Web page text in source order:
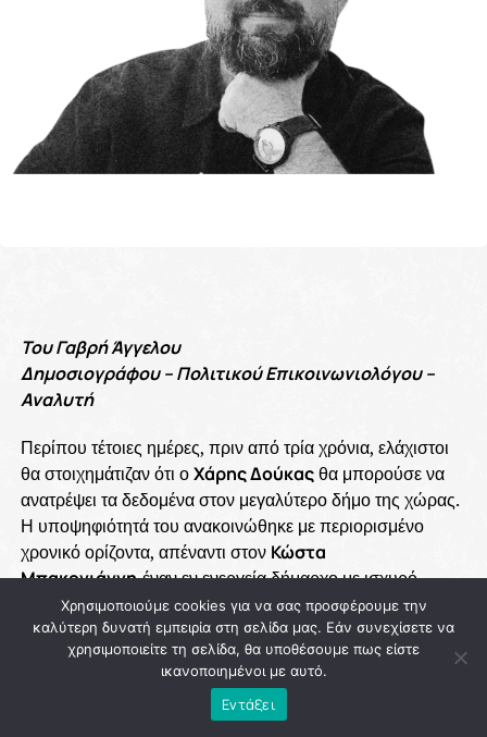
Του Γαβρή Άγγελου
Δημοσιογράφου – Πολιτικού Επικοινωνιολόγου –
Αναλυτή
Περίπου τέτοιες ημέρες, πριν από τρία χρόνια, ελάχιστοι
θα στοιχημάτιζαν ότι οΧάρης Δούκαςθα μπορούσε να
ανατρέψει τα δεδομένα στον μεγαλύτερο δήμο της χώρας.
Η υποψηφιότητά του ανακοινώθηκε με περιορισμένο
χρονικό ορίζοντα, απέναντι στον Κώστα
Μπακογιάννη,έναν εν ενεργεία δήμαρχο με ισχυρό
κομματικό μηχανισμό, μεγάλη αναγνωρισιμότητα και την
πολιτική στήριξη της κυβερνητικής παράταξης. Για
αρκετούς, η μάχη έμοιαζε εκ των προτέρων χαμένη.
Η πολιτική, όμως, έχει αποδείξει πολλές φορές ότι δεν
Χρησιμοποιούμε cookies για να σας προσφέρουμε την
καλύτερη δυνατή εμπειρία στη σελίδα μας. Εάν συνεχίσετε να
χρησιμοποιείτε τη σελίδα, θα υποθέσουμε πως είστε
ικανοποιημένοι με αυτό.
Εντάξει